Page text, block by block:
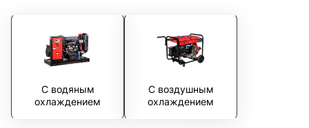
С водяным
охлаждением
С воздушным
охлаждением